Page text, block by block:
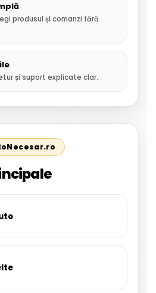
produsul și comanzi fără
și suport explicate clar.